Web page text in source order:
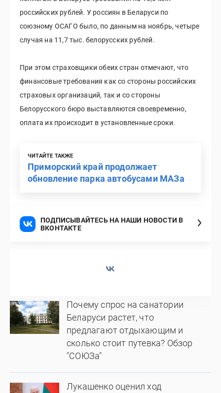
российских рублей. У россиян в Беларуси по
союзному ОСАГО было, по данным на ноябрь, четыре
случая на 11,7 тыс. белорусских рублей.
При этом страховщики обеих стран отмечают, что
финансовые требования как со стороны российских
страховых организаций, так и со стороны
Белорусского бюро выставляются своевременно,
оплата их происходит в установленные сроки.
ЧИТАЙТЕ ТАКЖЕ
Приморский край продолжает
обновление парка автобусами МАЗа
ПОДПИСЫВАЙТЕСЬ НА НАШИ НОВОСТИ В
ВКОНТАКТЕ
Почему спрос на санатории
Беларуси растет, что
предлагают отдыхающим и
сколько стоит путевка? Обзор
"СОЮЗа"
Лукашенко оценил ход